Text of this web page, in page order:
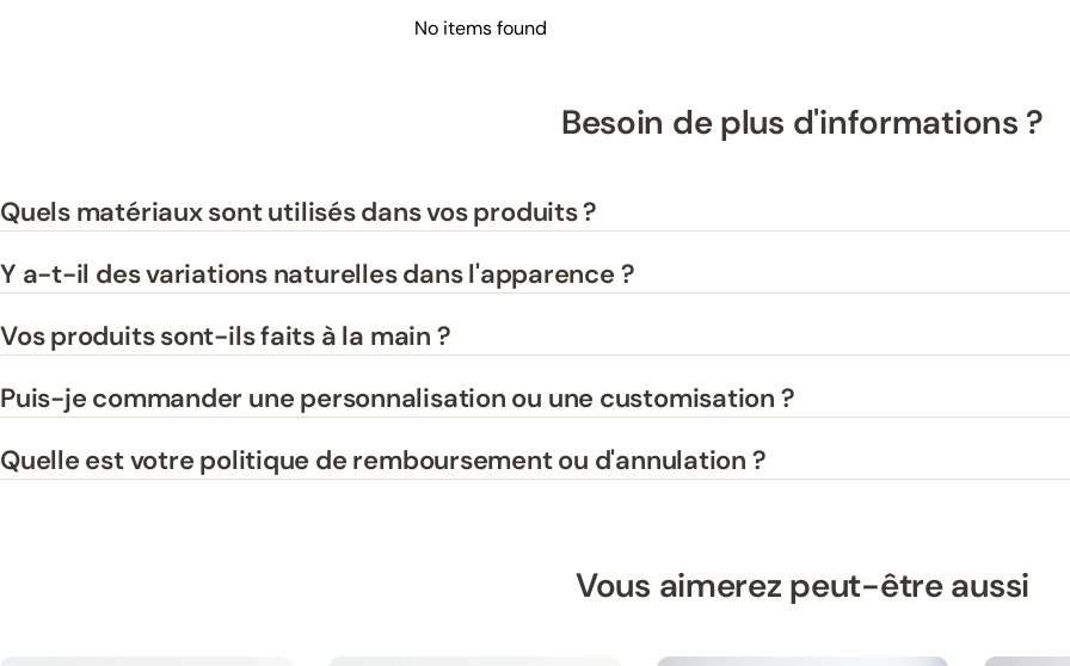
No items found
Besoin de plus d'informations ?
Quels matériaux sont utilisés dans vos produits ?
Y a-t-il des variations naturelles dans l'apparence ?
Vos produits sont-ils faits à la main ?
Puis-je commander une personnalisation ou une customisation ?
Quelle est votre politique de remboursement ou d'annulation ?
Vous aimerez peut-être aussi